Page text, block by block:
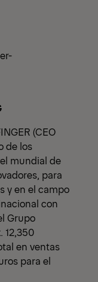
(CEO
de los
mundial de
para
y en el campo
con
Grupo
12,350
en ventas
para el